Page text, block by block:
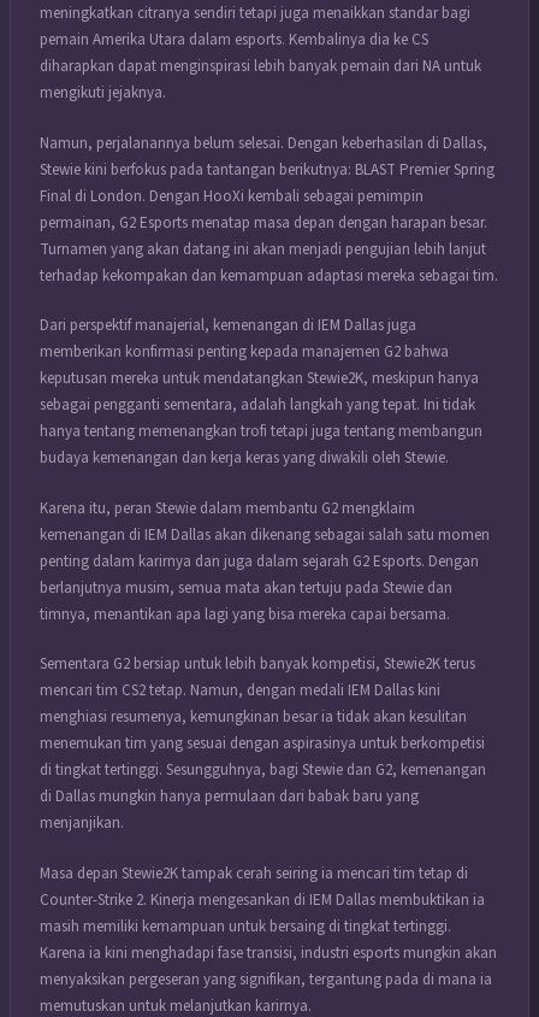
meningkatkan citranya sendiri tetapi juga menaikkan standar bagi
pemain Amerika Utara dalam esports. Kembalinya dia ke CS
diharapkan dapat menginspirasi lebih banyak pemain dari NA untuk
mengikuti jejaknya.
Namun, perjalanannya belum selesai. Dengan keberhasilan di Dallas,
Stewie kini berfokus pada tantangan berikutnya: BLAST Premier Spring
Final di London. Dengan HooXi kembali sebagai pemimpin
permainan, G2 Esports menatap masa depan dengan harapan besar.
Turnamen yang akan datang ini akan menjadi pengujian lebih lanjut
terhadap kekompakan dan kemampuan adaptasi mereka sebagai tim.
Dari perspektif manajerial, kemenangan di IEM Dallas juga
memberikan konfirmasi penting kepada manajemen G2 bahwa
keputusan mereka untuk mendatangkan Stewie2K, meskipun hanya
sebagai pengganti sementara, adalah langkah yang tepat. Ini tidak
hanya tentang memenangkan trofi tetapi juga tentang membangun
budaya kemenangan dan kerja keras yang diwakili oleh Stewie.
Karena itu, peran Stewie dalam membantu G2 mengklaim
kemenangan di IEM Dallas akan dikenang sebagai salah satu momen
penting dalam karirnya dan juga dalam sejarah G2 Esports. Dengan
berlanjutnya musim, semua mata akan tertuju pada Stewie dan
timnya, menantikan apa lagi yang bisa mereka capai bersama.
Sementara G2 bersiap untuk lebih banyak kompetisi, Stewie2K terus
mencari tim CS2 tetap. Namun, dengan medali IEM Dallas kini
menghiasi resumenya, kemungkinan besar ia tidak akan kesulitan
menemukan tim yang sesuai dengan aspirasinya untuk berkompetisi
di tingkat tertinggi. Sesungguhnya, bagi Stewie dan G2, kemenangan
di Dallas mungkin hanya permulaan dari babak baru yang
menjanjikan.
Masa depan Stewie2K tampak cerah seiring ia mencari tim tetap di
Counter-Strike 2. Kinerja mengesankan di IEM Dallas membuktikan ia
masih memiliki kemampuan untuk bersaing di tingkat tertinggi.
Karena ia kini menghadapi fase transisi, industri esports mungkin akan
menyaksikan pergeseran yang signifikan, tergantung pada di mana ia
memutuskan untuk melanjutkan karirnya.